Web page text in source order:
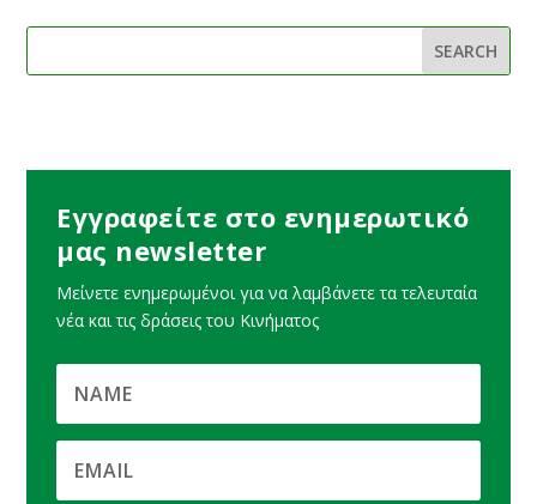
Εγγραφείτε στο ενημερωτικό
μας newsletter
Μείνετε ενημερωμένοι για να λαμβάνετε τα τελευταία
νέα και τις δράσεις του Κινήματος